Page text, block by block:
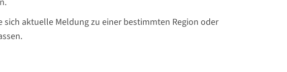
aktuelle Meldung zu einer bestimmten Region oder